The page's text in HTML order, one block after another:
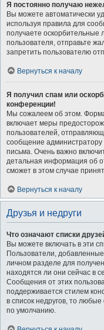
Я постоянно получаю
Вы можете автоматически
используя правила для
получаете оскорбительные
пользователя, отправьте
запретить пользователю
Вернуться к началу
Я получил спам или
конференции!
Мы сожалеем об этом.
включает меры
пользователей,
сообщение
письма. Очень важно
детальная информация об
сможет в этом случае
Вернуться к началу
Друзья и недруги
Что означают списки
Вы можете включать в эти
Пользователи,
личном разделе для
находятся ли они сейчас в
Сообщения от этих
поддерживается стилем
в список недругов, то
по умолчанию.